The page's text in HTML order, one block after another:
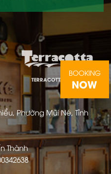
TERRACOTTA ĐÀ LẠT
Phường Mũi Né, Tỉnh
Thành
BOOKING
NOW